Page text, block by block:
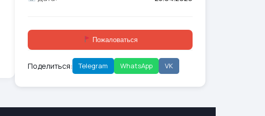
Пожаловаться
Поделиться: Telegram WhatsApp VK